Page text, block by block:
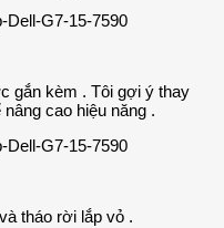
gắn kèm . Tôi gợi ý thay
cao hiệu năng .
tháo rời lắp vỏ .